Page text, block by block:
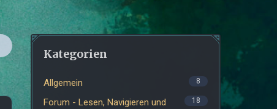
Kategorien
Allgemein 8
Forum - Lesen, Navigieren und
18